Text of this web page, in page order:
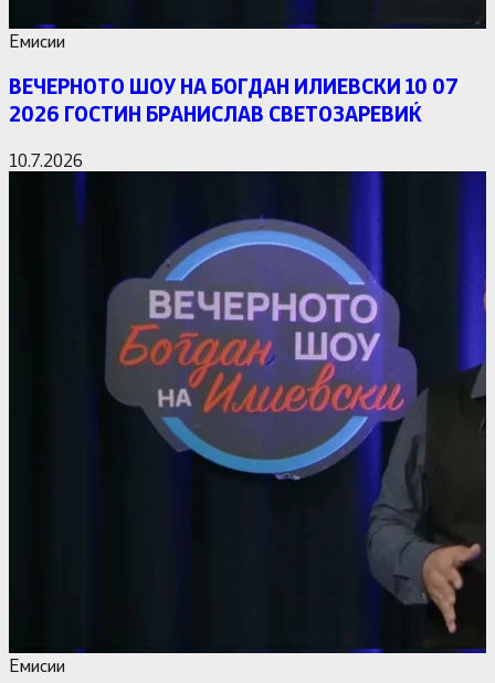
Емисии
ВЕЧЕРНОТО ШОУ НА БОГДАН ИЛИЕВСКИ 10 07
2026 ГОСТИН БРАНИСЛАВ СВЕТОЗАРЕВИЌ
10.7.2026
Емисии